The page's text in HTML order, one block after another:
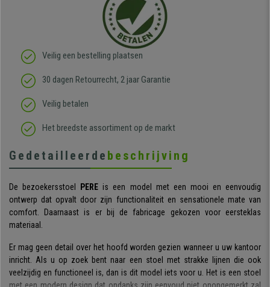
Veilig een bestelling plaatsen
30 dagen Retourrecht, 2 jaar Garantie
Veilig betalen
Het breedste assortiment op de markt
Gedetailleerde beschrijving
De bezoekersstoel PERE is een model met een mooi en eenvoudig
ontwerp dat opvalt door zijn functionaliteit en sensationele mate van
comfort. Daarnaast is er bij de fabricage gekozen voor eersteklas
materiaal.
Er mag geen detail over het hoofd worden gezien wanneer u uw kantoor
inricht. Als u op zoek bent naar een stoel met strakke lijnen die ook
veelzijdig en functioneel is, dan is dit model iets voor u. Het is een stoel